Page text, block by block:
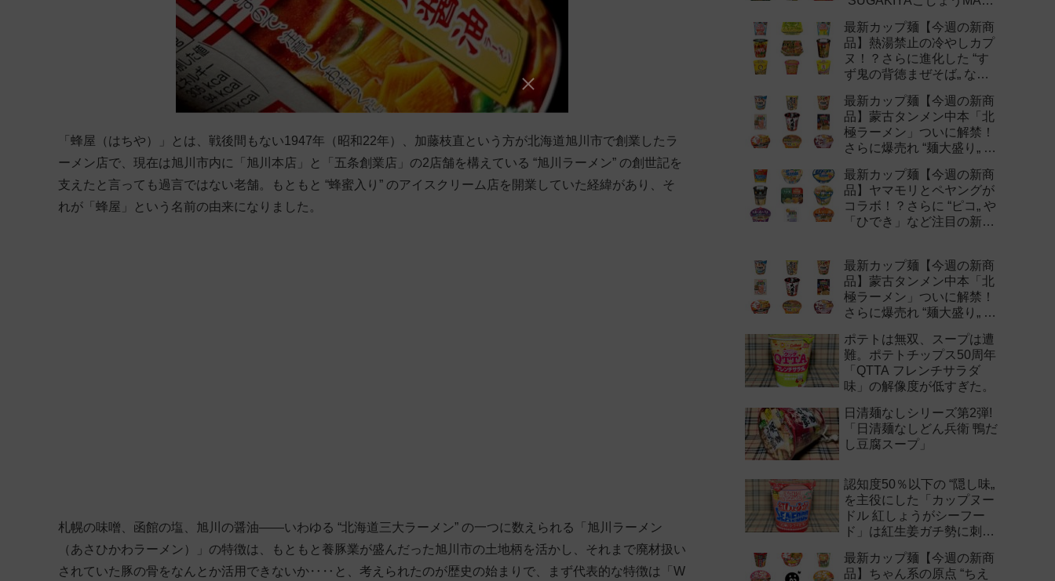
「蜂屋（はちや）」とは、戦後間もない1947年（昭和22年）、加藤枝直という方が北海道旭川市で創業したラ
ーメン店で、現在は旭川市内に「旭川本店」と「五条創業店」の2店舗を構えている “旭川ラーメン” の創世記を
支えたと言っても過言ではない老舗。もともと “蜂蜜入り” のアイスクリーム店を開業していた経緯があり、そ
れが「蜂屋」という名前の由来になりました。
札幌の味噌、函館の塩、旭川の醤油——いわゆる “北海道三大ラーメン” の一つに数えられる「旭川ラーメン
（あさひかわラーメン）」の特徴は、もともと養豚業が盛んだった旭川市の土地柄を活かし、それまで廃材扱い
されていた豚の骨をなんとか活用できないか‥‥と、考えられたのが歴史の始まりで、まず代表的な特徴は「W
最新カップ麺【今週の新商
品】熱湯禁止の冷やしカプ
ヌ！？さらに進化した “す
ず鬼の背徳まぜそば„ など
最新カップ麺【今週の新商
品】蒙古タンメン中本「北
極ラーメン」ついに解禁！
さらに爆売れ “麺大盛り„ シ
作まとめ！
最新カップ麺【今週の新商
品】ヤマモリとペヤングが
コラボ！？さらに “ピコ„ や
「ひでき」など注目の新作
最新カップ麺【今週の新商
品】蒙古タンメン中本「北
極ラーメン」ついに解禁！
さらに爆売れ “麺大盛り„ シ
作まとめ！
ポテトは無双、スープは遭
難。ポテトチップス50周年
「QTTA フレンチサラダ
味」の解像度が低すぎた。
日清麺なしシリーズ第2弾!
「日清麺なしどん兵衛 鴨だ
し豆腐スープ」
認知度50％以下の “隠し味„
を主役にした「カップヌー
ドル 紅しょうがシーフー
ド」は紅生姜ガチ勢に刺さ
最新カップ麺【今週の新商
品】ちゃん系の原点 “ちえ